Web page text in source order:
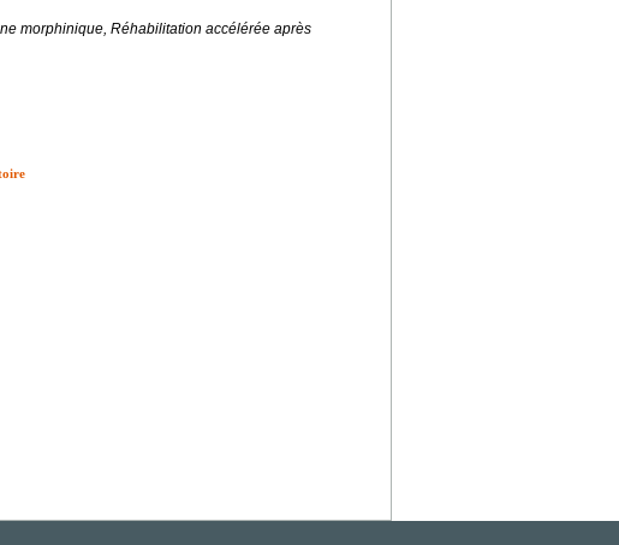
morphinique, Réhabilitation accélérée après